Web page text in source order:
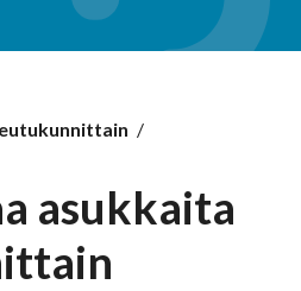
/
asukkaita